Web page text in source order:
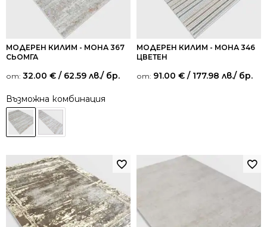
МОДЕРЕН КИЛИМ - МОНА 367
СЬОМГА
от: 32.00 € / 62.59 лв./ бр.
Възможна комбинация
МОДЕРЕН КИЛИМ - МОНА 346
ЦВЕТЕН
от: 91.00 € / 177.98 лв./ бр.